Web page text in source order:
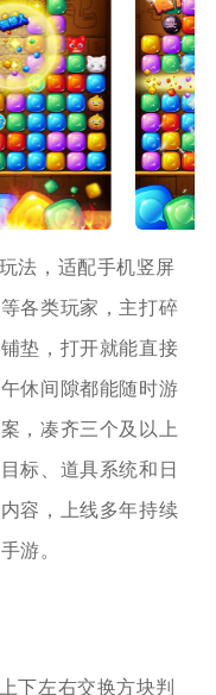
法，适配手机竖屏
各类玩家，主打碎
垫，打开就能直接
休间隙都能随时游
，凑齐三个及以上
标、道具系统和日
容，上线多年持续
游。
下左右交换方块判